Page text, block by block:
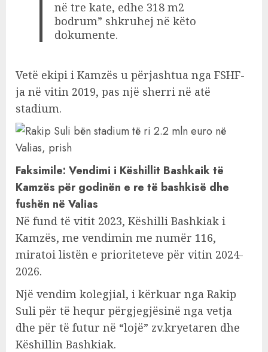
në tre kate, edhe 318 m2
bodrum” shkruhej në këto
dokumente.
Vetë ekipi i Kamzës u përjashtua nga FSHF-
ja në vitin 2019, pas një sherri në atë
stadium.
Faksimile: Vendimi i Këshillit Bashkaik të
Kamzës për godinën e re të bashkisë dhe
fushën në Valias
Në fund të vitit 2023, Këshilli Bashkiak i
Kamzës, me vendimin me numër 116,
miratoi listën e prioriteteve për vitin 2024-
2026.
Një vendim kolegjial, i kërkuar nga Rakip
Suli për të hequr përgjegjësinë nga vetja
dhe për të futur në “lojë” zv.kryetaren dhe
Këshillin Bashkiak.